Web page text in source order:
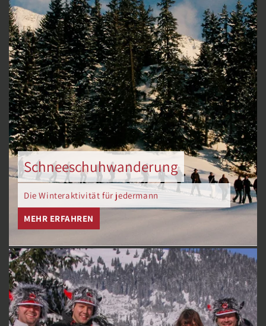
Schneeschuhwanderung
Die Winteraktivität für jedermann
MEHR ERFAHREN